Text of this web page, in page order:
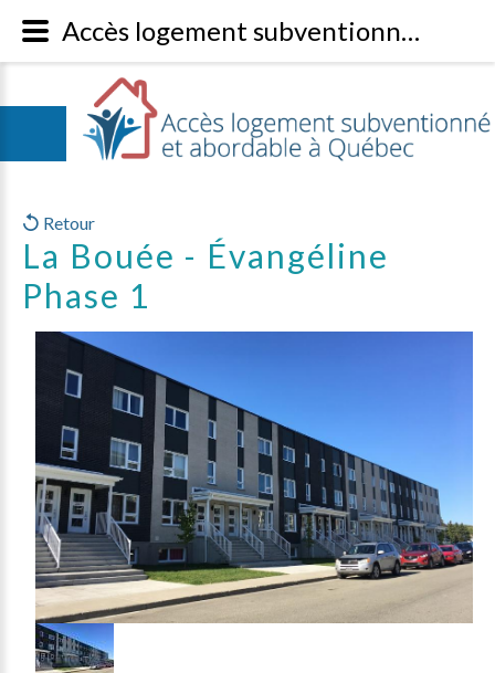
Retour
La Bouée - Évangéline
Phase 1
Accès logement subventionné à Québec - Parc immobilier